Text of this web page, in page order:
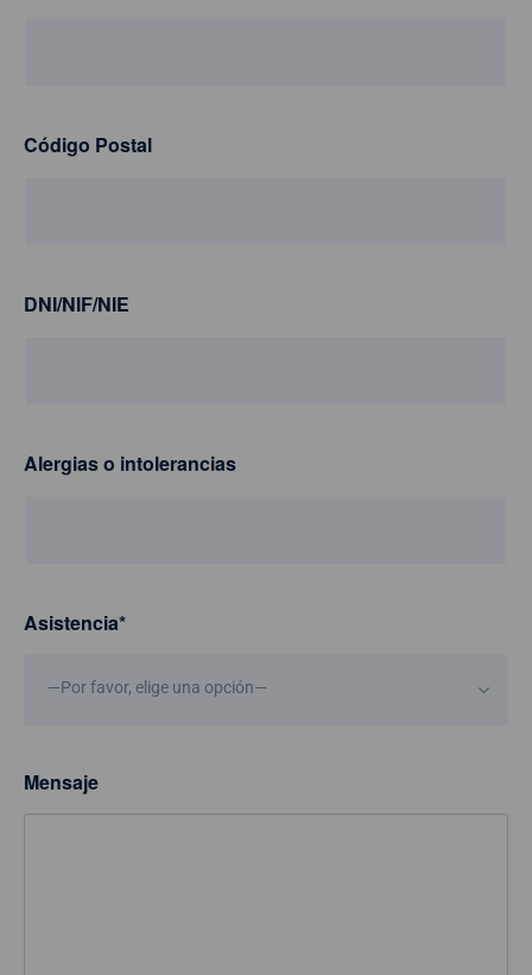
Código Postal
DNI/NIF/NIE
Alergias o intolerancias
Asistencia*
—Por favor, elige una opción—
Mensaje